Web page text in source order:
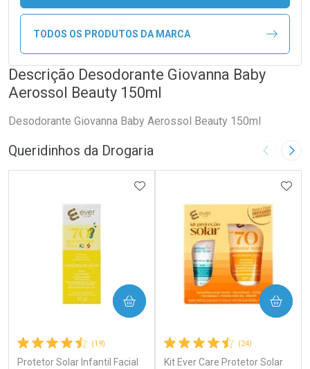
TODOS OS PRODUTOS DA MARCA
Descrição Desodorante Giovanna Baby
Aerossol Beauty 150ml
Desodorante Giovanna Baby Aerossol Beauty 150ml
Queridinhos da Drogaria Imagem
(19)
Protetor Solar Infantil Facial
ADICIONAR AOS FAVORITOS
COMPRAR
(24)
Kit Ever Care Protetor Solar
COMPRAR